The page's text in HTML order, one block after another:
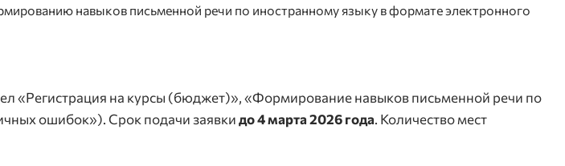
навыков письменной речи по иностранному языку в формате электронного
«Регистрация на курсы (бюджет)», «Формирование навыков письменной речи по
ошибок»). Срок подачи заявкидо 4 марта 2026 года. Количество мест